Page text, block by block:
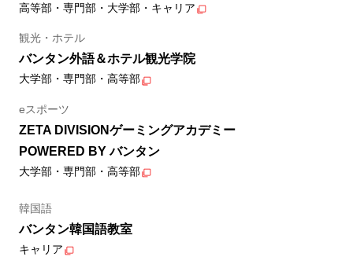
高等部・専門部・大学部・キャリア
観光・ホテル
バンタン外語＆ホテル観光学院
大学部・専門部・高等部
eスポーツ
ZETA DIVISIONゲーミングアカデミー
POWERED BY バンタン
大学部・専門部・高等部
韓国語
バンタン韓国語教室
キャリア